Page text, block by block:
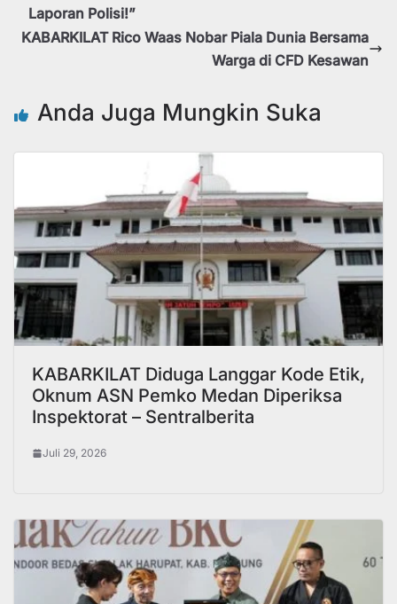
Laporan Polisi!”
KABARKILAT Rico Waas Nobar Piala Dunia Bersama
Warga di CFD Kesawan
Anda Juga Mungkin Suka
KABARKILAT Diduga Langgar Kode Etik,
Oknum ASN Pemko Medan Diperiksa
Inspektorat – Sentralberita
Juli 29, 2026